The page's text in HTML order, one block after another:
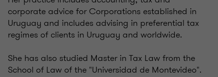
corporate advice for Corporations established in
Uruguay and includes advising in preferential tax
regimes of clients in Uruguay and worldwide.
She has also studied Master in Tax Law from the
School of Law of the "Universidad de Montevideo".